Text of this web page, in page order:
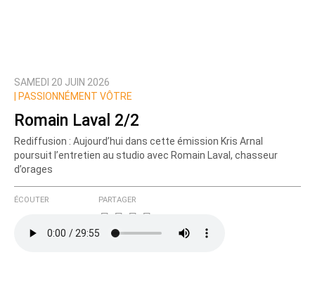
SAMEDI 20 JUIN 2026
PASSIONNÉMENT VÔTRE
Romain Laval 2/2
Rediffusion : Aujourd’hui dans cette émission Kris Arnal
poursuit l’entretien au studio avec Romain Laval, chasseur
d’orages
ÉCOUTER PARTAGER